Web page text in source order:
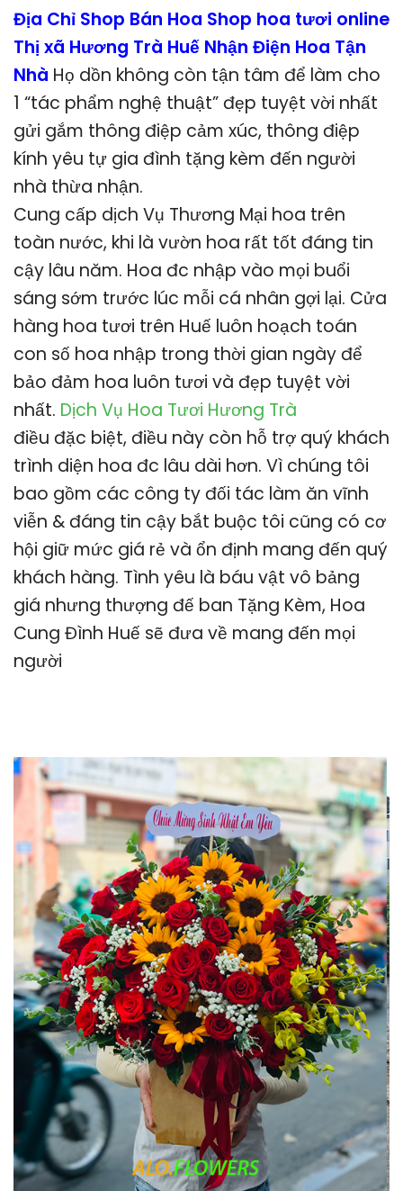
Địa Chỉ Shop Bán Hoa Shop hoa tươi online
Thị xã Hương Trà Huế Nhận Điện Hoa Tận
Nhà Họ dồn không còn tận tâm để làm cho
1 “tác phẩm nghệ thuật” đẹp tuyệt vời nhất
gửi gắm thông điệp cảm xúc, thông điệp
kính yêu tự gia đình tặng kèm đến người
nhà thừa nhận.
Cung cấp dịch Vụ Thương Mại hoa trên
toàn nước, khi là vườn hoa rất tốt đáng tin
cậy lâu năm. Hoa đc nhập vào mọi buổi
sáng sớm trước lúc mỗi cá nhân gợi lại. Cửa
hàng hoa tươi trên Huế luôn hoạch toán
con số hoa nhập trong thời gian ngày để
bảo đảm hoa luôn tươi và đẹp tuyệt vời
nhất. Dịch Vụ Hoa Tươi Hương Trà
điều đặc biệt, điều này còn hỗ trợ quý khách
trình diện hoa đc lâu dài hơn. Vì chúng tôi
bao gồm các công ty đối tác làm ăn vĩnh
viễn & đáng tin cậy bắt buộc tôi cũng có cơ
hội giữ mức giá rẻ và ổn định mang đến quý
khách hàng. Tình yêu là báu vật vô bảng
giá nhưng thượng đế ban Tặng Kèm, Hoa
Cung Đình Huế sẽ đưa về mang đến mọi
người